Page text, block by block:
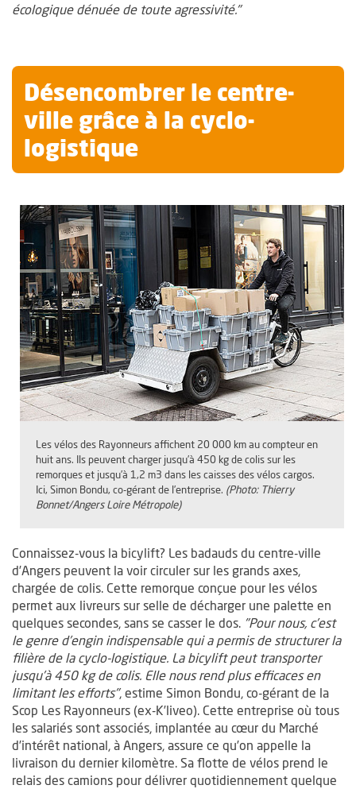
écologique dénuée de toute agressivité."
Désencombrer le centre-
ville grâce à la cyclo-
logistique
Les vélos des Rayonneurs affichent 20 000 km au compteur en
huit ans. Ils peuvent charger jusqu’à 450 kg de colis sur les
remorques et jusqu’à 1,2 m3 dans les caisses des vélos cargos.
Ici, Simon Bondu, co-gérant de l’entreprise. (Photo: Thierry
Bonnet/Angers Loire Métropole)
Connaissez-vous la bicylift? Les badauds du centre-ville
d’Angers peuvent la voir circuler sur les grands axes,
chargée de colis. Cette remorque conçue pour les vélos
permet aux livreurs sur selle de décharger une palette en
quelques secondes, sans se casser le dos. "Pour nous, c’est
le genre d’engin indispensable qui a permis de structurer la
filière de la cyclo-logistique. La bicylift peut transporter
jusqu’à 450 kg de colis. Elle nous rend plus efficaces en
limitant les efforts", estime Simon Bondu, co-gérant de la
Scop Les Rayonneurs (ex-K’liveo). Cette entreprise où tous
les salariés sont associés, implantée au cœur du Marché
d’intérêt national, à Angers, assure ce qu’on appelle la
livraison du dernier kilomètre. Sa flotte de vélos prend le
relais des camions pour délivrer quotidiennement quelque